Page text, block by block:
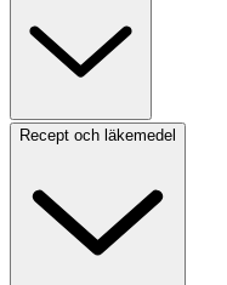
Recept och läkemedel